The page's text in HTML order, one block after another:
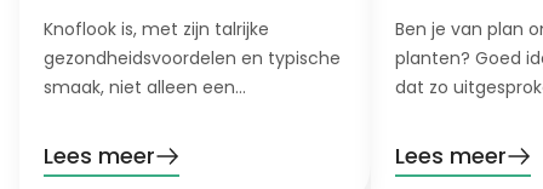
Knoflook is, met zijn talrijke
gezondheidsvoordelen en typische
smaak, niet alleen een
over de hele wereld. Het is ook een
lonende plant om te kweken.
Lees meer
Ben je van plan
planten? Goed
dat zo
voorjaarsbloem.
wanneer moet
Lees meer